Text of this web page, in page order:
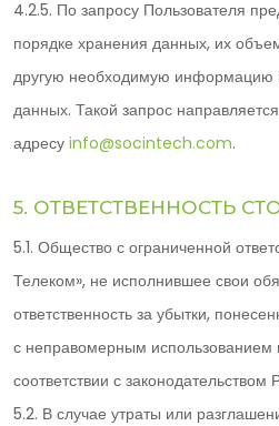
4.2.5. По запросу Пользователя
порядке хранения данных, их
другую необходимую информацию
данных. Такой запрос
адресу info@socintech.com.
5. ОТВЕТСТВЕННОСТЬ
5.1. Общество с ограниченной
Телеком», не исполнившее свои
ответственность за убытки,
с неправомерным использованием
соответствии с
5.2. В случае утраты или